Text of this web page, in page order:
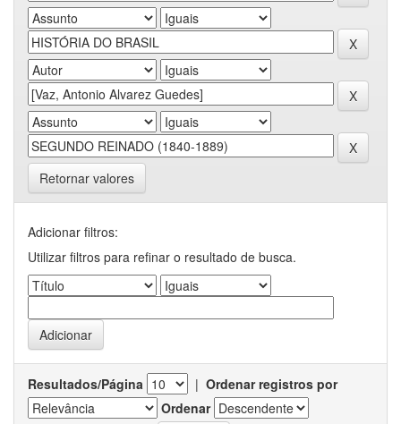
Retornar valores
Adicionar filtros:
Utilizar filtros para refinar o resultado de busca.
Resultados/Página | Ordenar registros por
Ordenar